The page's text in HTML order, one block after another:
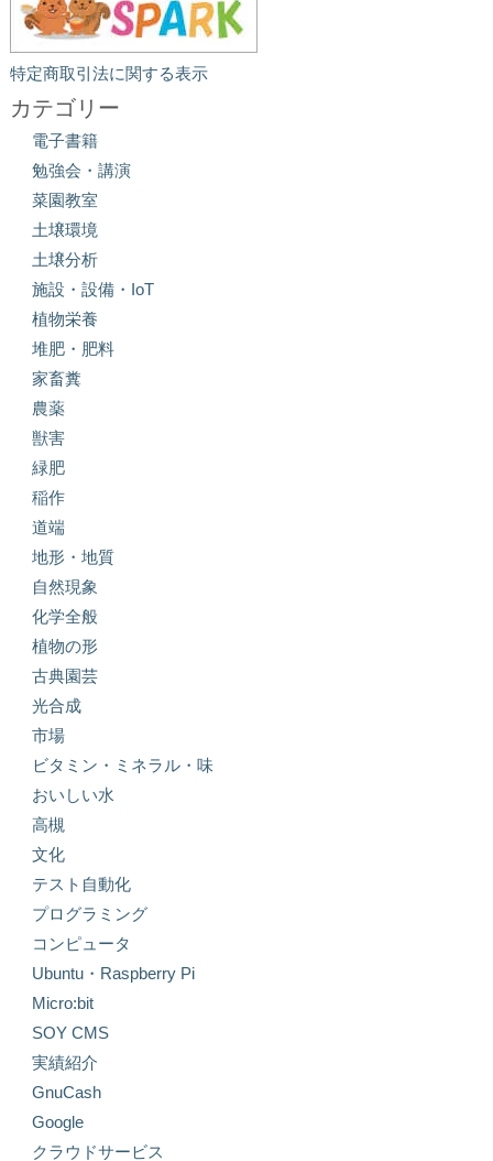
特定商取引法に関する表示
カテゴリー
電子書籍
勉強会・講演
菜園教室
土壌環境
土壌分析
施設・設備・IoT
植物栄養
堆肥・肥料
家畜糞
農薬
獣害
緑肥
稲作
道端
地形・地質
自然現象
化学全般
植物の形
古典園芸
光合成
市場
ビタミン・ミネラル・味
おいしい水
高槻
文化
テスト自動化
プログラミング
コンピュータ
Ubuntu・Raspberry Pi
Micro:bit
SOY CMS
実績紹介
GnuCash
Google
クラウドサービス